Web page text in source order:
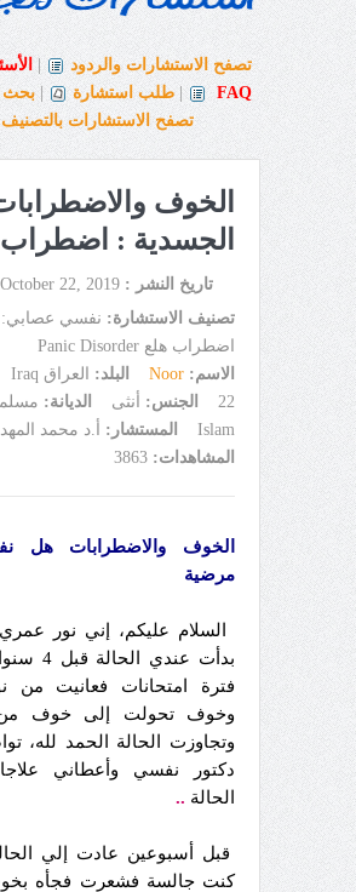
تصفح الاستشارات والردود
FAQ
طلب استشارة
تصفح الاستشارات بالتصنيف
الخوف
الجسدية : اضطراب
تاريخ النشر : 22, 2019
تصنيف الاستشارة: نفسي عصابي:
اضطراب هلع Panic Disorder
الاسم: Noor البلد: العراق Iraq
22
الجنس: أنثى الديانة:
Islam
المستشار:
أ.د محمد
المشاهدات: 3863
الخوف والاضطرابات هل
مرضية
بدأت عندي
فترة امتحانات فعانيت من
وخوف تحولت إلى خوف
وتجاوزت الحالة الحمد لله،
دكتور نفسي وأعطاني
الحالة ..
قبل أسبوعين عادت إلي
كنت جالسة فشعرت فجأه